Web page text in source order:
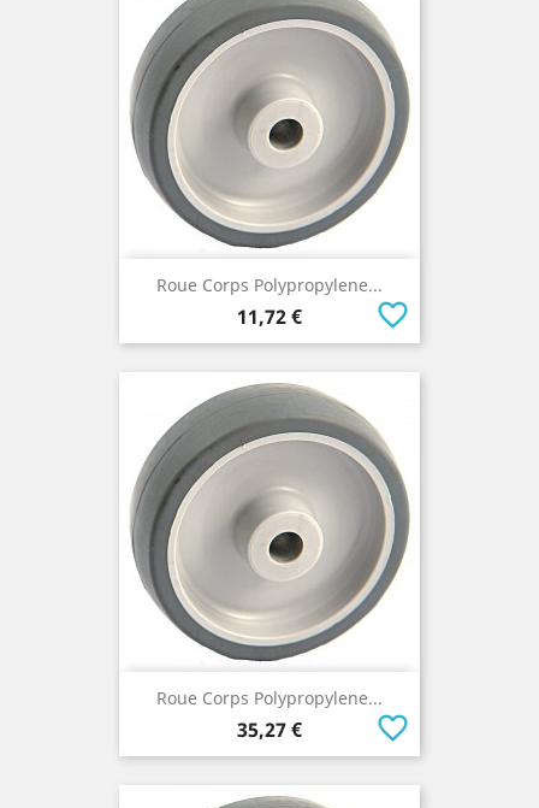
Roue Corps Polypropylene...
Prix
11,72 € favorite_border
Roue Corps Polypropylene...
Prix
35,27 € favorite_border